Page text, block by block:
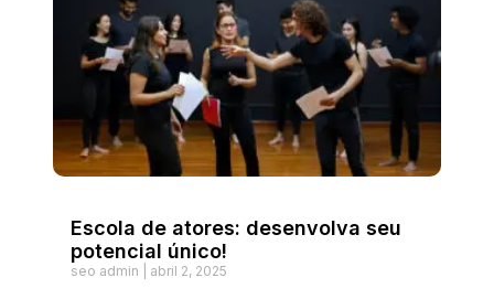
Escola de atores: desenvolva seu
potencial único!
seo admin abril 2, 2025